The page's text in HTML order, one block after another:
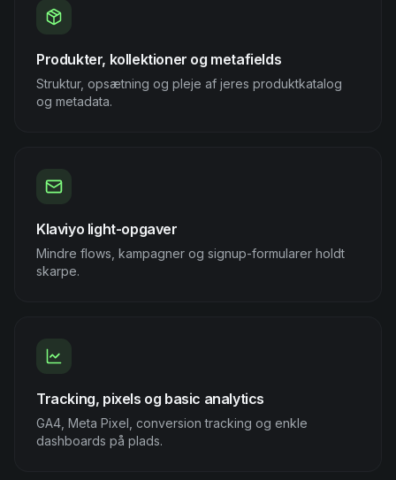
Produkter, kollektioner og metafields
Struktur, opsætning og pleje af jeres produktkatalog
og metadata.
Klaviyo light-opgaver
Mindre flows, kampagner og signup-formularer holdt
skarpe.
Tracking, pixels og basic analytics
GA4, Meta Pixel, conversion tracking og enkle
dashboards på plads.